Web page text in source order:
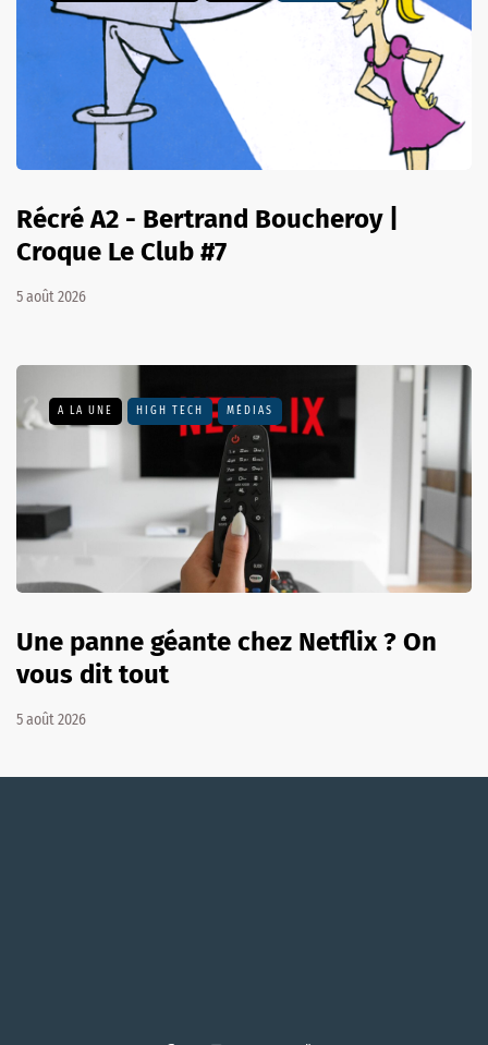
Récré A2 - Bertrand Boucheroy |
Croque Le Club #7
5 août 2026
A LA UNE HIGH TECH MÉDIAS
Une panne géante chez Netflix ? On
vous dit tout
5 août 2026